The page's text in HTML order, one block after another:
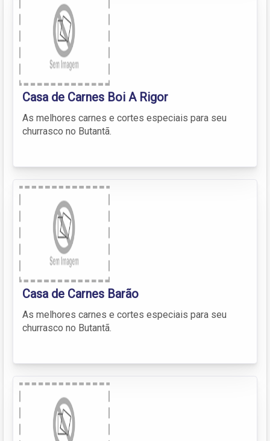
Casa de Carnes Boi A Rigor
As melhores carnes e cortes especiais para seu
churrasco no Butantã.
Casa de Carnes Barão
As melhores carnes e cortes especiais para seu
churrasco no Butantã.